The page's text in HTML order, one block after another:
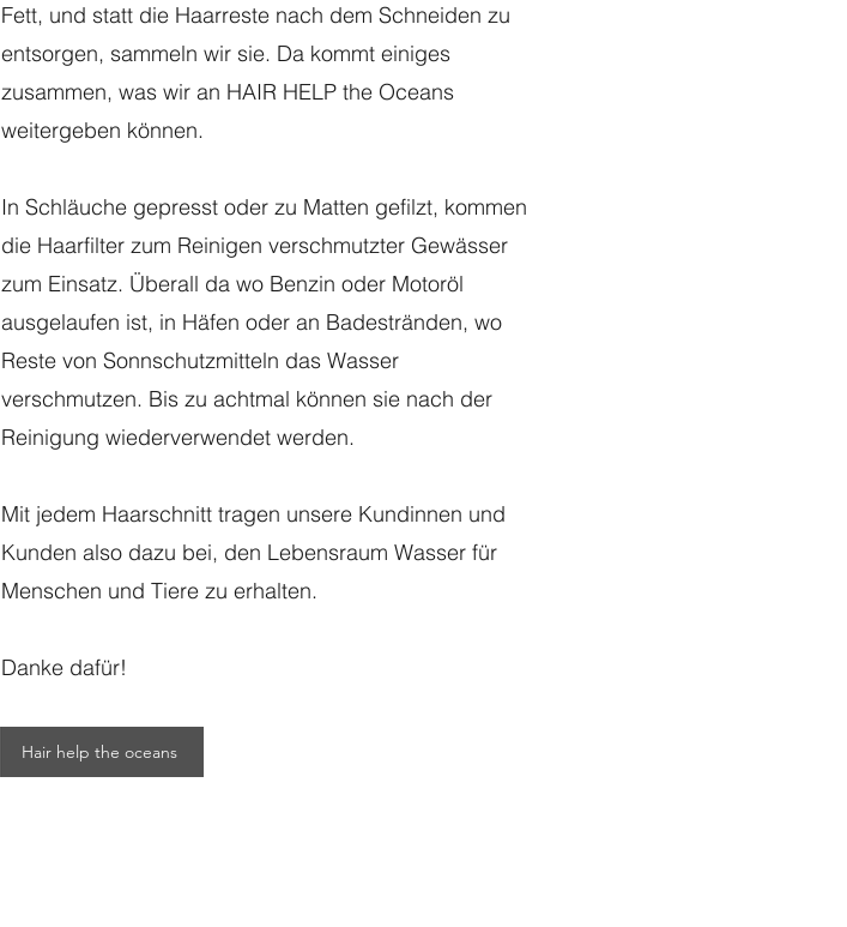
Fett, und statt die Haarreste nach dem Schneiden zu
entsorgen, sammeln wir sie. Da kommt einiges
zusammen, was wir an HAIR HELP the Oceans
weitergeben können.
In Schläuche gepresst oder zu Matten gefilzt, kommen
die Haarfilter zum Reinigen verschmutzter Gewässer
zum Einsatz. Überall da wo Benzin oder Motoröl
ausgelaufen ist, in Häfen oder an Badestränden, wo
Reste von Sonnschutzmitteln das Wasser
verschmutzen. Bis zu achtmal können sie nach der
Reinigung wiederverwendet werden.
Mit jedem Haarschnitt tragen unsere Kundinnen und
Kunden also dazu bei, den Lebensraum Wasser für
Menschen und Tiere zu erhalten.
Danke dafür!
Hair help the oceans